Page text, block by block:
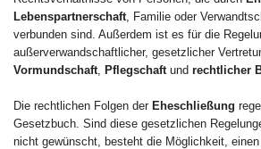
Lebenspartnerschaft , Familie oder
verbunden sind. Außerdem ist es für die
außerverwandschaftlicher, gesetzlicher
Vormundschaft Pflegschaft und rechtlicher
Die rechtlichen Folgen der Eheschließung
Gesetzbuch. Sind diese gesetzlichen
nicht gewünscht, besteht die Möglichkeit, einen